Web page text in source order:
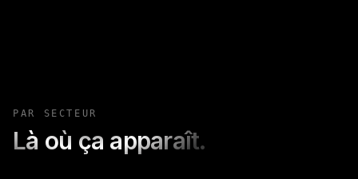
PAR SECTEUR
Là où ça apparaît.